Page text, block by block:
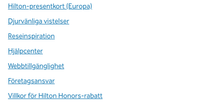
Hilton-presentkort (Europa)
Djurvänliga vistelser
Reseinspiration
Hjälpcenter
Webbtillgänglighet
Företagsansvar
Villkor för Hilton Honors-rabatt